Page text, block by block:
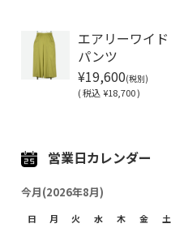
エアリーワイド
パンツ
¥19,600(税別)
(税込¥18,700 )
営業日カレンダー
今月(2026年8月)
日 月 火 水 木 金 土